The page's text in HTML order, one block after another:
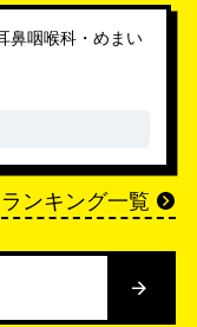
鼻咽喉科・めまい
ランキング一覧